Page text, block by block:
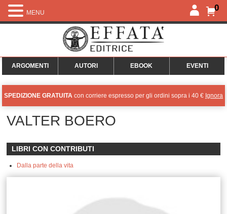
0
ARGOMENTI AUTORI EBOOK EVENTI
SPEDIZIONE GRATUITA con corriere espresso per gli ordini sopra i 40 € Ignora
VALTER BOERO
LIBRI CON CONTRIBUTI
Dalla parte della vita
MENU